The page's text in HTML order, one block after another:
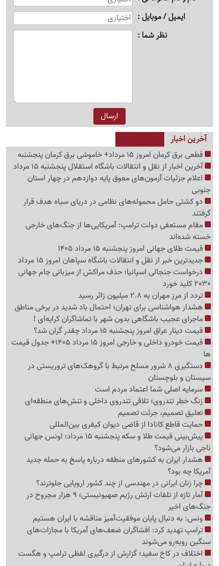
ایمیل / موبایل
نظر شما
آخرین اخبار
قطعی برق کرمان امروز 15 مرداد+ خاموشی برق کرمان پنجشنبه
آخرین اخبار از نقل و انتقالات باشگاه استقلال پنجشنبه 15 مرداد
اعلام جزئیات آزمون‌های معوق پایه دوازدهم در چهار استان
جنوبی
دو کشتی حامل محموله‌های نظامی در دریای سیاه هدف قرار
گرفتند
مقام مستعفی دولت ترامپ: آمریکایی‌ها از جنگ‌های خارجی
خسته شده‌اند
قیمت طلای جهانی امروز پنجشنبه 15 مرداد 1405
جدیدترین خبر از نقل و انتقالات باشگاه سپاهان امروز 15 مرداد
درخواست جنجالی اسپانیا؛ حذف مراکش از میزبانی جام جهانی
2030 کلید خورد
تردد از مرز مهران به 2.8 میلیون زائر رسید
هشدار هواشناسی برای تهران؛ احتمال باد شدید در برخی مناطق
ماجرای عجیب باشگاهی بدون شهر با تماشاگران کرایه‌ای !
قیمت دینار عراق امروز پنجشنبه 15 مرداد چقدر گران شد؟
قیمت خودرو داخلی و خارجی امروز 15 مرداد 1405+ جدول قیمت
ها
دستگیری 8 شرور مسلح مرتبط با گروهک‌های تروریستی در
سیستان و بلوچستان
سرمایه اصلی شما اعتماد مردم است
زنگ خطر تندروی؛ تلاقی تندروی داخلی و تنش‌های منطقه‌ای
تعلیق تصمیم، جرئت تصمیم
حمایت قاطع کانادا از قاضی دیوان کیفری بین‌المللی
پیش‌بینی قیمت طلا و سکه پنجشنبه 15 مرداد؛ اونس جهانی
ناجی بازار می‌شود؟
هشدار ایران به کشورهای منطقه درباره پاسخ به حمله جدید
آمریکا چه بود؟
چرا زنان ایرانی در مهندسی از چند کشور اروپایی جلوترند؟
آمار تازه از تلفات ارتش رژیم صهیونیستی؛ 9 هزار مجروح در
جنگ‌های اخیر
ونس: به دنبال پایان موفقیت‌آمیز مناقشه با ایران هستیم
ترامپ تهدید کرد: افشاگران ضعف‌های آمریکا با مجازات‌های
سنگین روبه‌رو می‌شوند
اختلاف در کاخ سفید؛ گزارش از درگیری لفظی ترامپ و هگست